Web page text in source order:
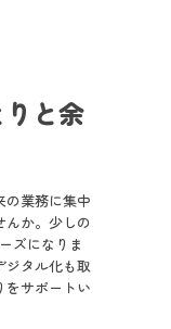
と余
の業務に集中
んか。少しの
ズになりま
ジタル化も取
をサポートい